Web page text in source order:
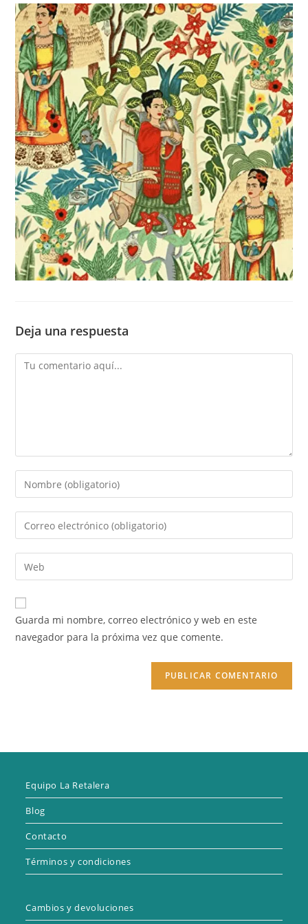
Deja una respuesta
Comentario
Introduce
tu
nombre
de
usuario
para
comentar
Introduce
tu
dirección
de
electrónico
para
comentar
Introduce
la
URL
de
Guarda mi nombre, correo electrónico y web en este
navegador para la próxima vez que comente.
Equipo La Retalera
Blog
Contacto
Términos y condiciones
Cambios y devoluciones